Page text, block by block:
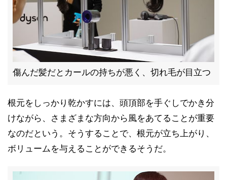
傷んだ髪だとカールの持ちが悪く、切れ毛が目立つ
根元をしっかり乾かすには、頭頂部を手ぐしでかき分
けながら、さまざまな方向から風をあてることが重要
なのだという。そうすることで、根元が立ち上がり、
ボリュームを与えることができるそうだ。